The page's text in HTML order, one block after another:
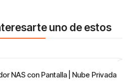
uno de estos
NAS con Pantalla | Nube Privada